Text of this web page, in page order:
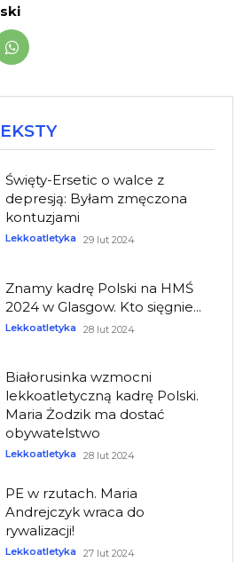
Święty-Ersetic o walce z
depresją: Byłam zmęczona
kontuzjami
Lekkoatletyka 29 lut 2024
Znamy kadrę Polski na HMŚ
2024 w Glasgow. Kto sięgnie...
Lekkoatletyka 28 lut 2024
Białorusinka wzmocni
lekkoatletyczną kadrę Polski.
Maria Żodzik ma dostać
obywatelstwo
Lekkoatletyka 28 lut 2024
PE w rzutach. Maria
Andrejczyk wraca do
rywalizacji!
Lekkoatletyka 27 lut 2024